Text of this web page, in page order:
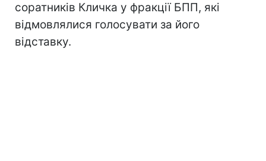
соратників Кличка у фракції БПП, які
відмовлялися голосувати за його
відставку.